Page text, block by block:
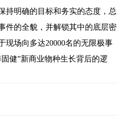
持明确的目标和务实的态度，总
件的全貌，并解锁其中的底层密
现场向多达20000名的无限极事
健”新商业物种生长背后的逻